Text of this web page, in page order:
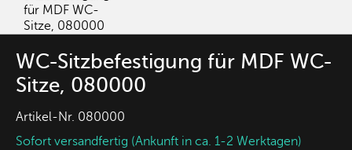
WC-Sitzbefestigung für MDF WC-
Sitze, 080000
Artikel-Nr. 080000
Sofort versandfertig (Ankunft in ca. 1-2 Werktagen)